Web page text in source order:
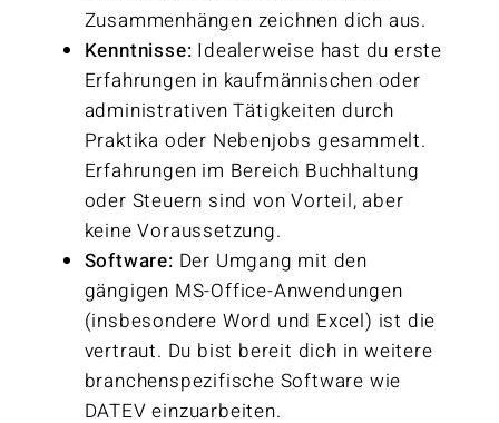
Zusammenhängen zeichnen dich aus.
Kenntnisse: Idealerweise hast du erste
Erfahrungen in kaufmännischen oder
administrativen Tätigkeiten durch
Praktika oder Nebenjobs gesammelt.
Erfahrungen im Bereich Buchhaltung
oder Steuern sind von Vorteil, aber
keine Voraussetzung.
Software: Der Umgang mit den
gängigen MS-Office-Anwendungen
(insbesondere Word und Excel) ist die
vertraut. Du bist bereit dich in weitere
branchenspezifische Software wie
DATEV einzuarbeiten.